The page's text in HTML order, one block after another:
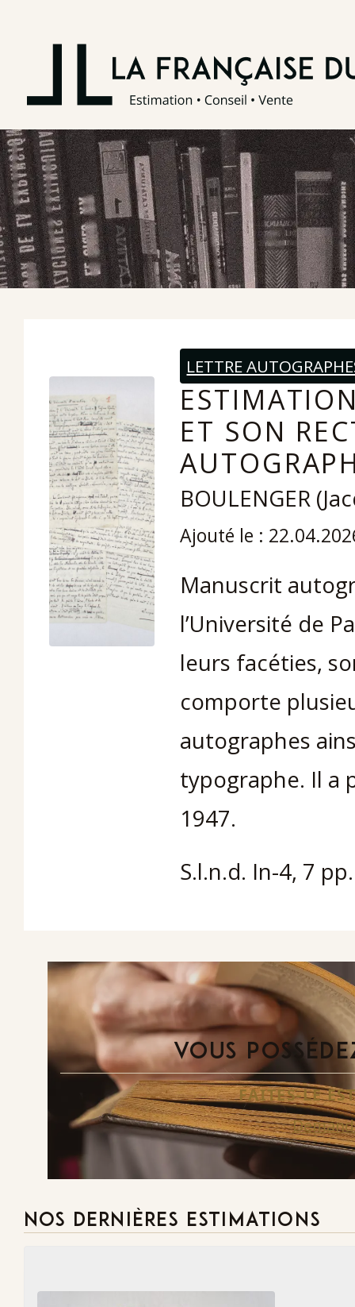
LETTRE
ET SON
BOULENGER
Ajouté le :
Manuscrit
l’Université de
leurs facéties,
comporte
autographes
typographe. Il a
1947.
S.l.n.d. In-4, 7 pp.
VOUS
FAITES-LE
NOS DERNIÈRES ESTIMATIONS